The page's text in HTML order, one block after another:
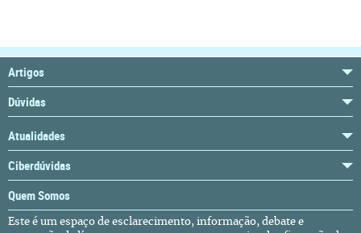
Artigos
Dúvidas
Atualidades
Ciberdúvidas
Quem Somos
Este é um espaço de esclarecimento, informação, debate e